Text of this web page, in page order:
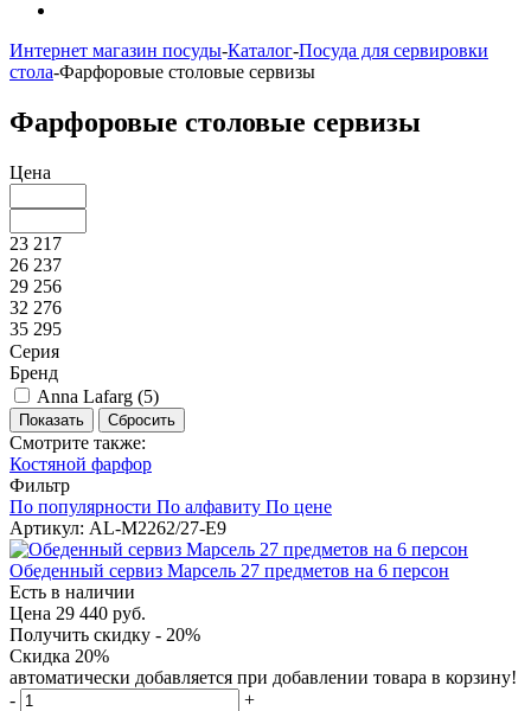
Интернет магазин посуды-Каталог-Посуда для сервировки
стола-Фарфоровые столовые сервизы
Фарфоровые столовые сервизы
Цена
23 217
26 237
29 256
32 276
35 295
Серия
Бренд
Anna Lafarg (5)
Смотрите также:
Костяной фарфор
Фильтр
По популярности По алфавиту По цене
Артикул: AL-M2262/27-E9
Обеденный сервиз Марсель 27 предметов на 6 персон
Есть в наличии
Цена 29 440 руб.
Получить скидку - 20%
Скидка 20%
автоматически добавляется при добавлении товара в корзину!
-
+